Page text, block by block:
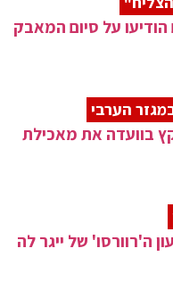
על סיום המאבק
הערבי
בוועדה את מאכילת
ה'רוורסו' של ייגר לה